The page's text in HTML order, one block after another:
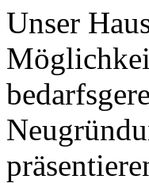
Unser